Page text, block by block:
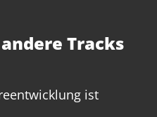
Tracks
ist